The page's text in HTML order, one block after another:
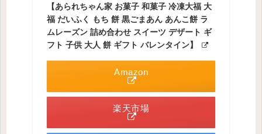
【あられちゃん家 お菓子 和菓子 冷凍大福 大
福 だいふく もち 餅 黒ごまあん あんこ餅 ラ
ムレーズン 詰め合わせ スイーツ デザート ギ
フト 子供 大人 餅 ギフト バレンタイン】
Amazon
楽天市場